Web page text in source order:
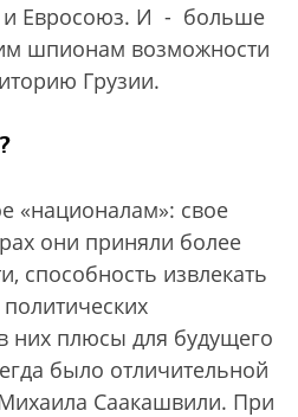
и Евросоюз. И - больше
шпионам возможности
Грузии.
«националам»: свое
они приняли более
способность извлекать
них плюсы для будущего
было отличительной
Саакашвили. При